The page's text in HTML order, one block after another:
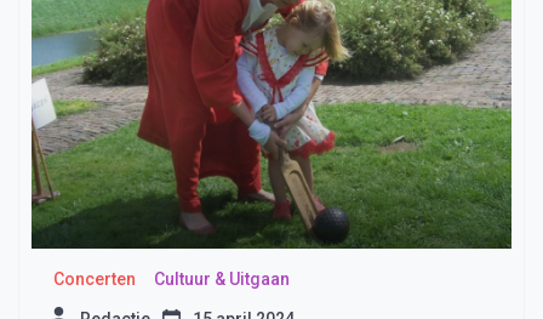
Concerten Cultuur & Uitgaan